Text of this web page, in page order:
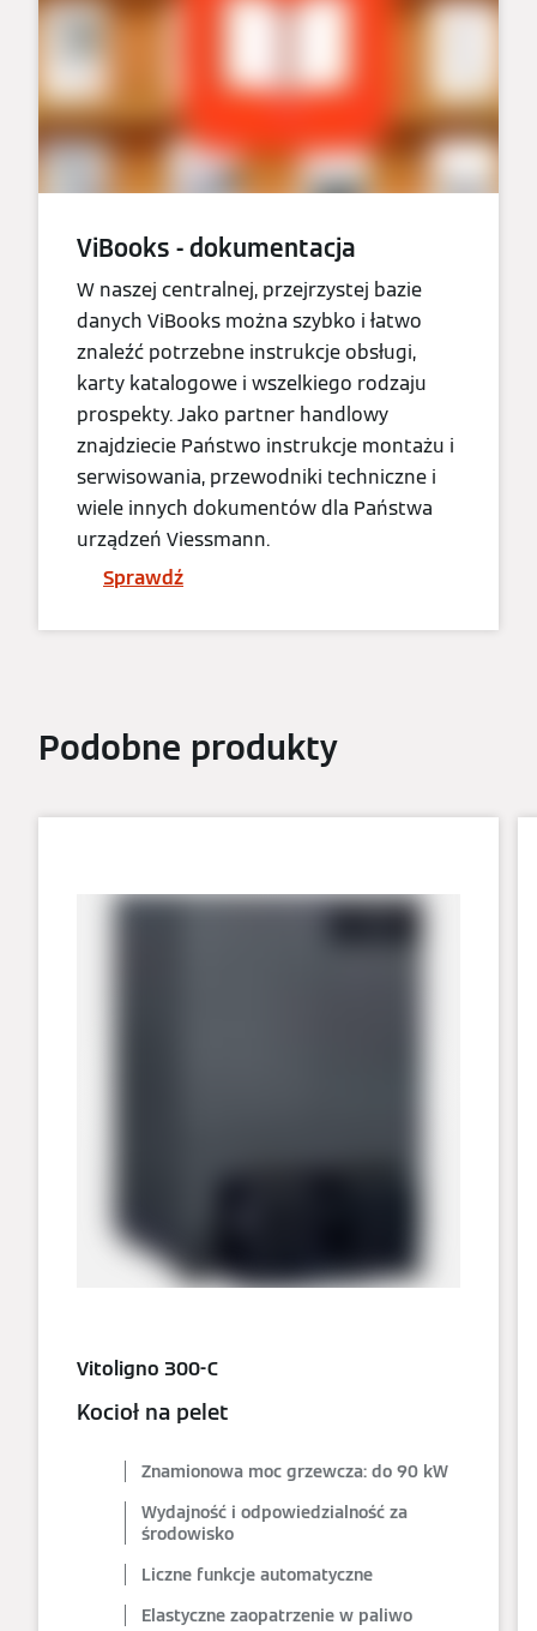
ViBooks - dokumentacja
W naszej centralnej, przejrzystej bazie
danych ViBooks można szybko i łatwo
znaleźć potrzebne instrukcje obsługi,
karty katalogowe i wszelkiego rodzaju
prospekty. Jako partner handlowy
znajdziecie Państwo instrukcje montażu i
serwisowania, przewodniki techniczne i
wiele innych dokumentów dla Państwa
urządzeń Viessmann.
Sprawdź
Podobne produkty
Vitoligno 300-C
Kocioł na pelet
Znamionowa moc grzewcza: do 90 kW
Wydajność i odpowiedzialność za
środowisko
Liczne funkcje automatyczne
Elastyczne zaopatrzenie w paliwo